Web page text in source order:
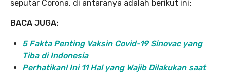
seputar Corona, di antaranya adalah berikut ini:
BACA JUGA:
5 Fakta Penting Vaksin Covid-19 Sinovac yang
Tiba di Indonesia
Perhatikan! Ini 11 Hal yang Wajib Dilakukan saat